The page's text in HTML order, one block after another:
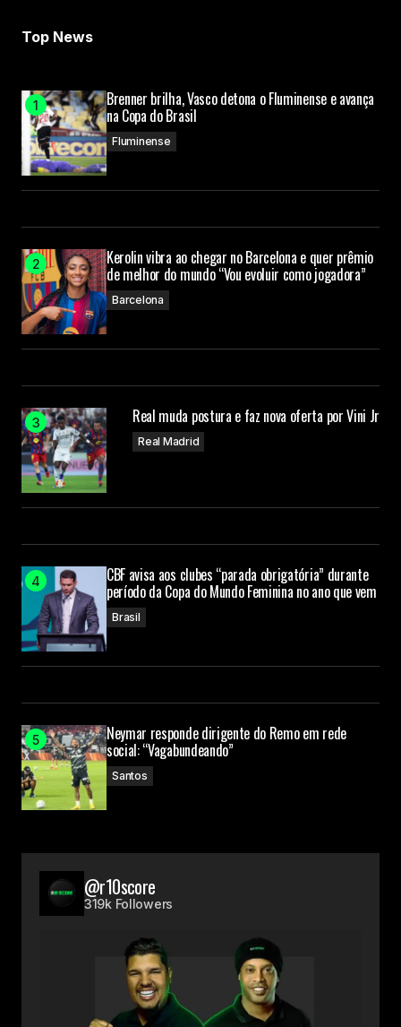
Top News
Brenner brilha, Vasco detona o Fluminense e avança
na Copa do Brasil
Fluminense
Kerolin vibra ao chegar no Barcelona e quer prêmio
de melhor do mundo “Vou evoluir como jogadora”
Barcelona
Real muda postura e faz nova oferta por Vini Jr
Real Madrid
CBF avisa aos clubes “parada obrigatória” durante
período da Copa do Mundo Feminina no ano que vem
Brasil
Neymar responde dirigente do Remo em rede
social: “Vagabundeando”
Santos
@r10score
319k Followers